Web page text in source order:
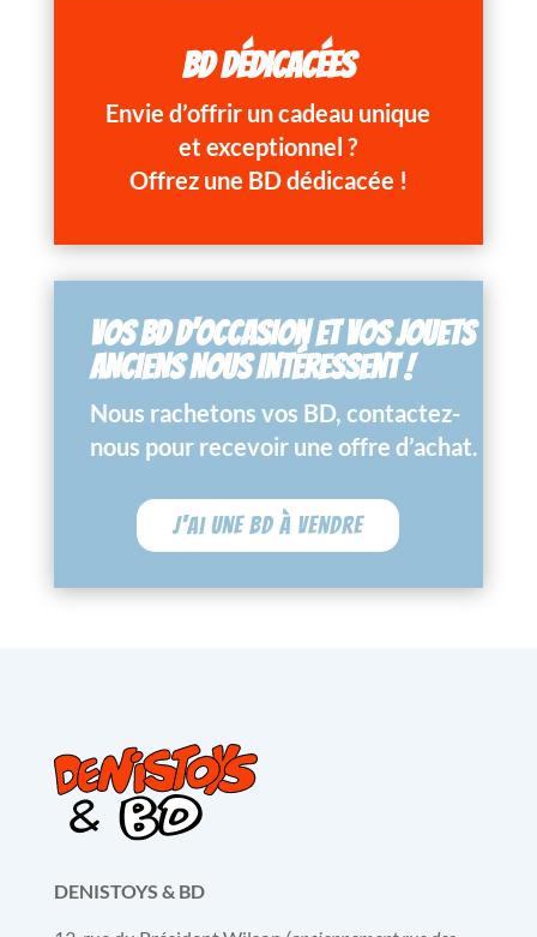
BD DÉDICACÉES
Envie d’offrir un cadeau unique
et exceptionnel ?
Offrez une BD dédicacée !
VOS BD D’OCCASION ET VOS JOUETS
ANCIENS NOUS INTÉRESSENT !
Nous rachetons vos BD, contactez-
nous pour recevoir une offre d’achat.
J'ai une BD à vendre
DENISTOYS & BD